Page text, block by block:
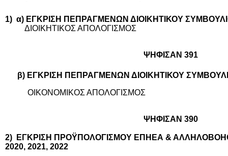
1) α) ΕΓΚΡΙΣΗ ΠΕΠΡΑΓΜΕΝΩΝ ΔΙΟΙΚΗΤΙΚΟΥ
ΔΙΟΙΚΗΤΙΚΟΣ ΑΠΟΛΟΓΙΣΜΟΣ
ΨΗΦΙΣΑΝ 391
β) ΕΓΚΡΙΣΗ ΠΕΠΡΑΓΜΕΝΩΝ ΔΙΟΙΚΗΤΙΚΟΥ
ΟΙΚΟΝΟΜΙΚΟΣ ΑΠΟΛΟΓΙΣΜΟΣ
ΨΗΦΙΣΑΝ 390
2) ΕΓΚΡΙΣΗ ΠΡΟΫΠΟΛΟΓΙΣΜΟΥ ΕΠΗΕΑ &
2020, 2021, 2022